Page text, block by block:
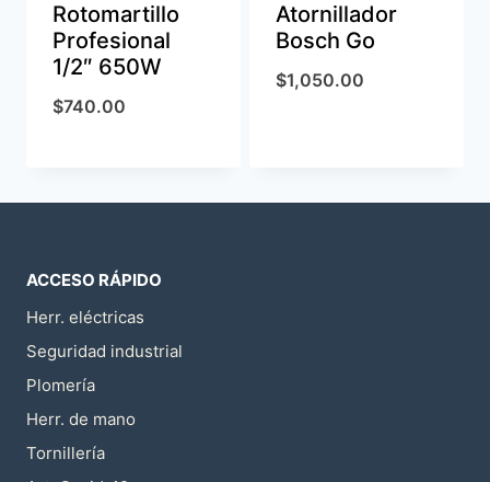
Rotomartillo
Profesional
1/2″ 650W
$740.00
Atornillador
Bosch Go
$1,050.00
ACCESO RÁPIDO
Herr. eléctricas
Seguridad industrial
Plomería
Herr. de mano
Tornillería